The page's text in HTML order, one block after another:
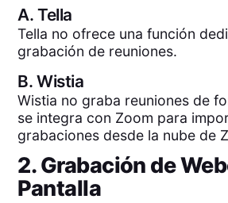
A.Tella
Tella no ofrece una función
grabación de reuniones.
B.Wistia
Wistia no graba reuniones de
se integra con Zoom para
grabaciones desde la nube de
2. Grabación de
Pantalla